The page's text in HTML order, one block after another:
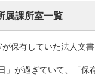
属課所室一覧
保有していた法人文
」が過ぎていて、「